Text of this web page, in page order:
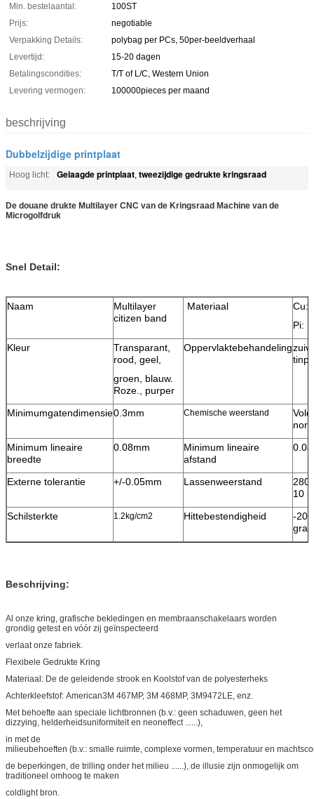
Min. bestelaantal:
100ST
Prijs:
negotiable
Verpakking Details:
polybag per PCs, 50per-beeldverhaal
Levertijd:
15-20 dagen
Betalingscondities:
T/T of L/C, Western Union
Levering vermogen:
100000pieces per maand
beschrijving
Dubbelzijdige printplaat
Hoog licht: Gelaagde printplaat, tweezijdige gedrukte kringsraad
De douane drukte Multilayer CNC van de Kringsraad Machine van de
Microgolfdruk
Snel Detail:
Naam
Multilayer
citizen band
Materiaal
Cu:
Pi:
Kleur
Transparant,
rood, geel,
groen, blauw.
Roze., purper
Oppervlaktebehandeling
Minimumgatendimensie0.3mm Chemische weerstand
Minimum lineaire
breedte
0.08mm
Minimum lineaire
afstand
Externe tolerantie +/-0.05mm Lassenweerstand
280
10
Schilsterkte
1.2kg/cm2 Hittebestendigheid
-
Beschrijving:
Al onze kring, grafische bekledingen en membraanschakelaars worden
grondig getest en vóór zij geïnspecteerd
verlaat onze fabriek.
Flexibele Gedrukte Kring
Materiaal: De de geleidende strook en Koolstof van de polyesterheks
Achterkleefstof: American3M 467MP, 3M 468MP, 3M9472LE, enz.
Met behoefte aan speciale lichtbronnen (b.v.: geen schaduwen, geen het
dizzying, helderheidsuniformiteit en neoneffect ......),
in met de
milieubehoeften (b.v.: smalle ruimte, complexe vormen, temperatuur en
de beperkingen, de trilling onder het milieu ......), de illusie zijn onmogelijk om
traditioneel omhoog te maken
coldlight bron.